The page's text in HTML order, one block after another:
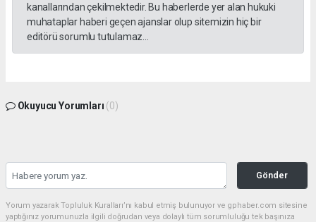
kanallarından çekilmektedir. Bu haberlerde yer alan hukuki
muhataplar haberi geçen ajanslar olup sitemizin hiç bir
editörü sorumlu tutulamaz...
Okuyucu Yorumları (0)
Gönder
Yorum yazarak Topluluk Kuralları’nı kabul etmiş bulunuyor ve gphaber.com sitesine
yaptığınız yorumunuzla ilgili doğrudan veya dolaylı tüm sorumluluğu tek başınıza